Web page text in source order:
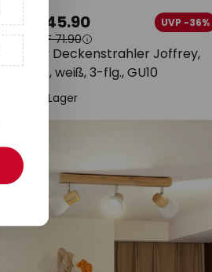
Lindby Deckenstrahler Joffrey,
49 cm, weiß, 3-flg., GU10
CHF 45.90 UVP -36%
UVP CHF 71.90
Auf Lager